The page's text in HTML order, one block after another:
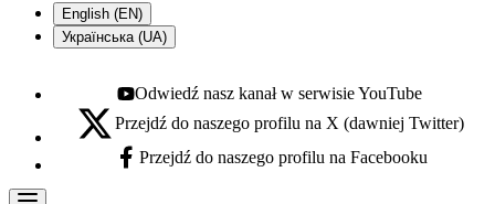
English (EN)
Українська (UA)
Youtube - otwiera się w nowej karcie
Odwiedź nasz kanał w serwisie YouTube
X - otwiera się w nowej karcie
Przejdź do naszego profilu na X (dawniej Twitter)
Facebook - otwiera się w nowej karcie
Przejdź do naszego profilu na Facebooku